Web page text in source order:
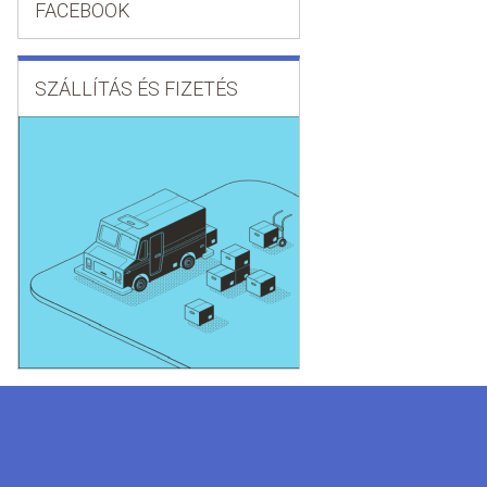
FACEBOOK
SZÁLLÍTÁS ÉS FIZETÉS